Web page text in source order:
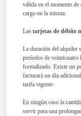
válida en el momento
cargo en la misma.
Lastarjetas de débito
La duración del alquiler
períodos de veinticuatro
formalizado. Existe un
facturará un día
tarifa vigente.
En ningún caso la
servir para una